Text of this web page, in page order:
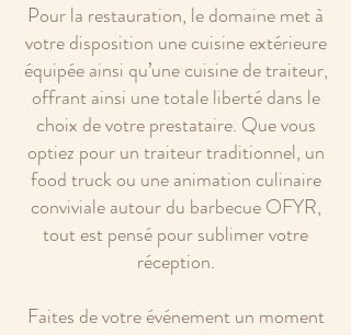
Pour la restauration, le domaine met à
votre disposition une cuisine extérieure
équipée ainsi qu’une cuisine de traiteur,
offrant ainsi une totale liberté dans le
choix de votre prestataire. Que vous
optiez pour un traiteur traditionnel, un
food truck ou une animation culinaire
conviviale autour du barbecue OFYR,
tout est pensé pour sublimer votre
réception.
Faites de votre événement un moment